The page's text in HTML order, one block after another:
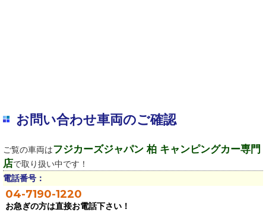
お問い合わせ車両のご確認
ご覧の車両はフジカーズジャパン 柏 キャンピングカー専門
店で取り扱い中です！
電話番号：
04-7190-1220
お急ぎの方は直接お電話下さい！